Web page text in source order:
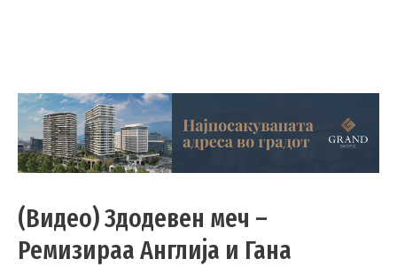
(Видео) Здодевен меч –
Ремизираа Англија и Гана